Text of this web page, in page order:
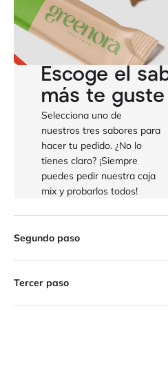
Escoge el
más te guste
Selecciona uno de
nuestros tres sabores para
hacer tu pedido. ¿No lo
tienes claro? ¡Siempre
puedes pedir nuestra caja
mix y probarlos todos!
Segundo paso
Tercer paso